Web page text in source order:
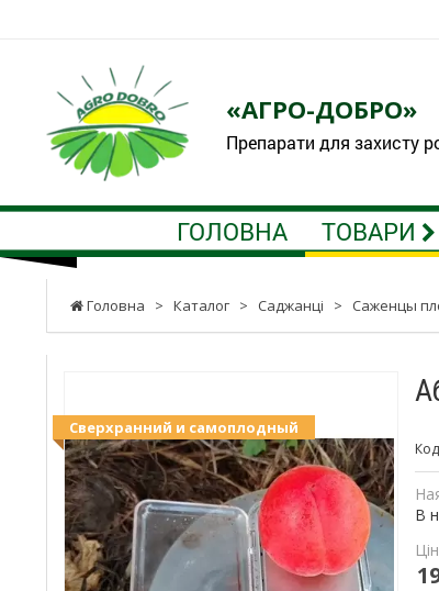
«АГРО-ДОБРО»
Препарати для захисту
ГОЛОВНА ТОВАРИ
Головна > Каталог > Саджанці > Саженцы
Сверхранний и самоплодный
В